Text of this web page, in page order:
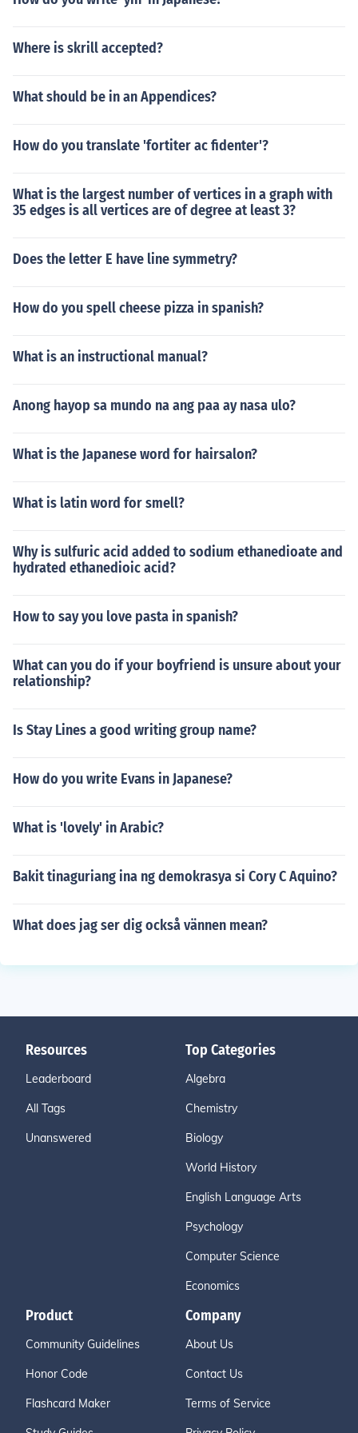
Where is skrill accepted?
What should be in an Appendices?
How do you translate 'fortiter ac fidenter'?
What is the largest number of vertices in a graph with
35 edges is all vertices are of degree at least 3?
Does the letter E have line symmetry?
How do you spell cheese pizza in spanish?
What is an instructional manual?
Anong hayop sa mundo na ang paa ay nasa ulo?
What is the Japanese word for hairsalon?
What is latin word for smell?
Why is sulfuric acid added to sodium ethanedioate and
hydrated ethanedioic acid?
How to say you love pasta in spanish?
What can you do if your boyfriend is unsure about your
relationship?
Is Stay Lines a good writing group name?
How do you write Evans in Japanese?
What is 'lovely' in Arabic?
Bakit tinaguriang ina ng demokrasya si Cory C Aquino?
What does jag ser dig också vännen mean?
Resources
Leaderboard
All Tags
Unanswered
Top Categories
Algebra
Chemistry
Biology
World History
English Language Arts
Psychology
Computer Science
Economics
Product
Community Guidelines
Honor Code
Flashcard Maker
Company
About Us
Contact Us
Terms of Service